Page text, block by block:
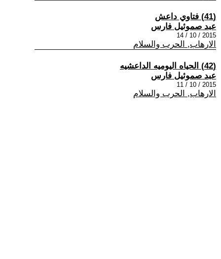
(41) فتاوي داعش
عبد صموئيل فارس
2015 / 10 / 14
الارهاب, الحرب والسلام
(42) الحياه اليوميه الداعشيه
عبد صموئيل فارس
2015 / 10 / 11
الارهاب, الحرب والسلام